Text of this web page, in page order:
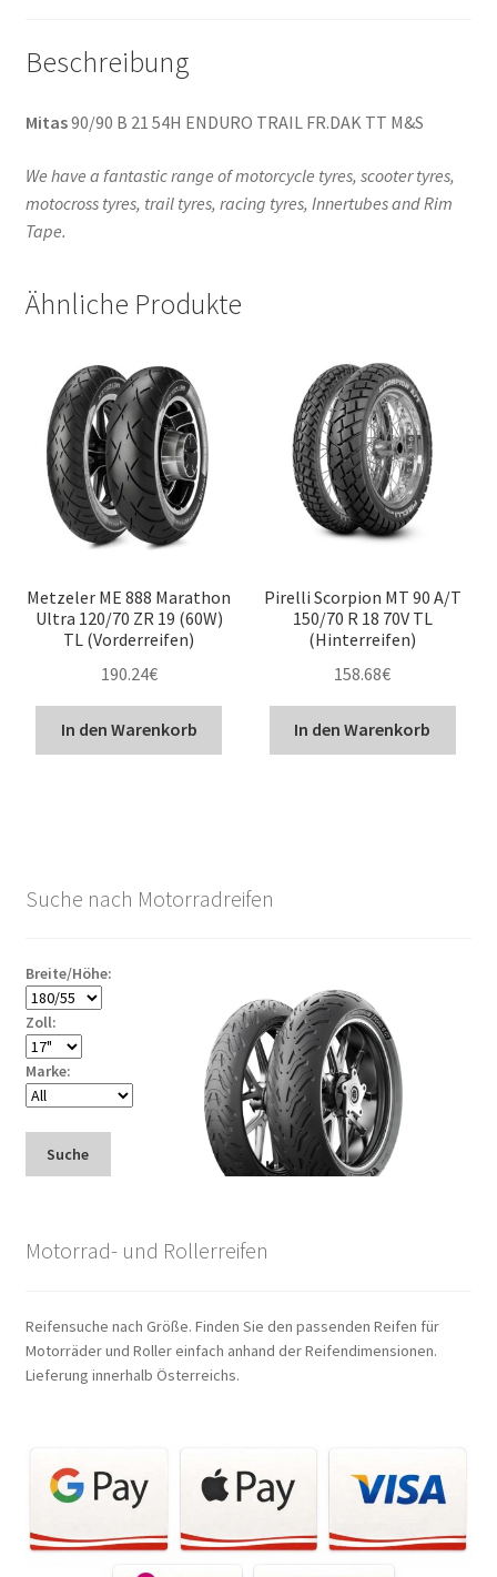
Beschreibung
Mitas90/90 B 21 54H ENDURO TRAIL FR.DAK TT M&S
We have a fantastic range of motorcycle tyres, scooter tyres,
motocross tyres, trail tyres, racing tyres, Innertubes and Rim
Tape.
Ähnliche Produkte
Metzeler ME 888 Marathon
Ultra 120/70 ZR 19 (60W)
TL (Vorderreifen)
190.24€
In den Warenkorb
Pirelli Scorpion MT 90 A/T
150/70 R 18 70V TL
(Hinterreifen)
158.68€
In den Warenkorb
Suche nach Motorradreifen
Breite/Höhe:
Zoll:
Marke:
Suche
Motorrad- und Rollerreifen
Reifensuche nach Größe. Finden Sie den passenden Reifen für
Motorräder und Roller einfach anhand der Reifendimensionen.
Lieferung innerhalb Österreichs.